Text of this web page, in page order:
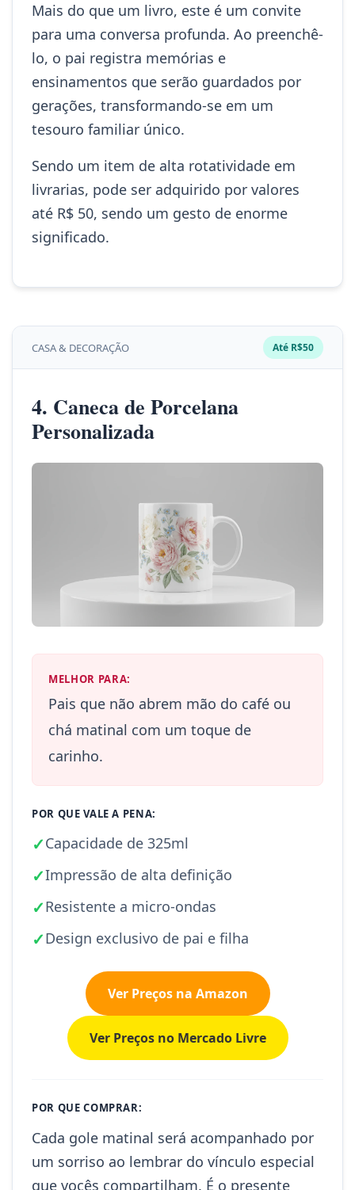
Mais do que um livro, este é um convite
para uma conversa profunda. Ao preenchê-
lo, o pai registra memórias e
ensinamentos que serão guardados por
gerações, transformando-se em um
tesouro familiar único.
Sendo um item de alta rotatividade em
livrarias, pode ser adquirido por valores
até R$ 50, sendo um gesto de enorme
significado.
CASA & DECORAÇÃO Até R$50
4. Caneca de Porcelana
Personalizada
MELHOR PARA:
Pais que não abrem mão do café ou
chá matinal com um toque de
carinho.
POR QUE VALE A PENA:
✓Capacidade de 325ml
✓Impressão de alta definição
✓Resistente a micro-ondas
✓Design exclusivo de pai e filha
Ver Preços na Amazon
Ver Preços no Mercado Livre
POR QUE COMPRAR:
Cada gole matinal será acompanhado por
um sorriso ao lembrar do vínculo especial
que vocês compartilham. É o presente